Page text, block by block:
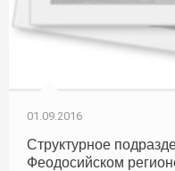
01.09.2016
Структурное
Феодосийском